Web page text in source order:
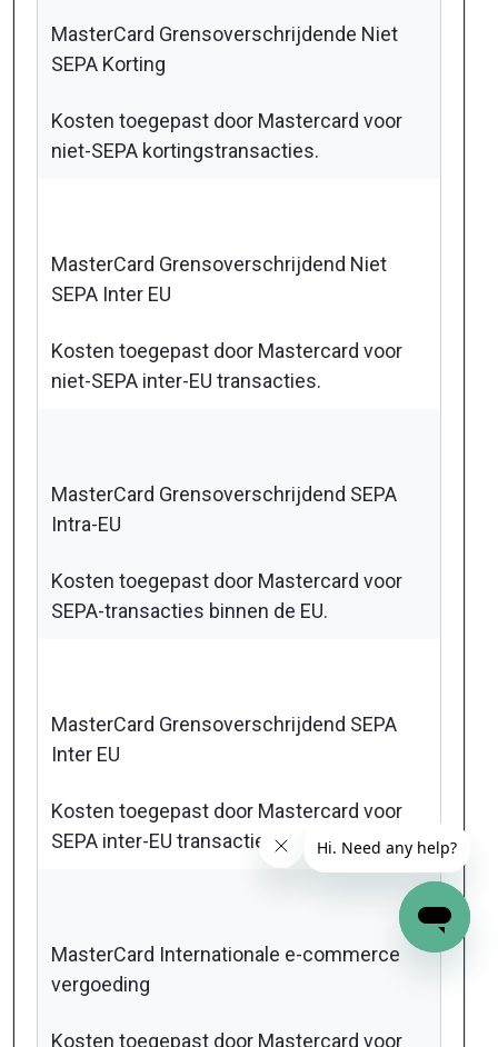
MasterCard Grensoverschrijdende Niet
SEPA Korting
Kosten toegepast door Mastercard voor
niet-SEPA kortingstransacties.
MasterCard Grensoverschrijdend Niet
SEPA Inter EU
Kosten toegepast door Mastercard voor
niet-SEPA inter-EU transacties.
MasterCard Grensoverschrijdend SEPA
Intra-EU
Kosten toegepast door Mastercard voor
SEPA-transacties binnen de EU.
MasterCard Grensoverschrijdend SEPA
Inter EU
Kosten toegepast door Mastercard voor
SEPA inter-EU transacties.
MasterCard Internationale e-commerce
vergoeding
Kosten toegepast door Mastercard voor